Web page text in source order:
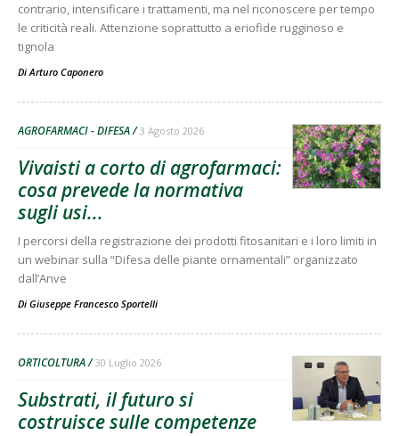
contrario, intensificare i trattamenti, ma nel riconoscere per tempo
le criticità reali. Attenzione soprattutto a eriofide rugginoso e
tignola
DiArturo Caponero
AGROFARMACI - DIFESA 3 Agosto 2026
Vivaisti a corto di agrofarmaci:
cosa prevede la normativa
sugli usi...
I percorsi della registrazione dei prodotti fitosanitari e i loro limiti in
un webinar sulla “Difesa delle piante ornamentali” organizzato
dall’Anve
Di Giuseppe Francesco Sportelli
ORTICOLTURA 30 Luglio 2026
Substrati, il futuro si
costruisce sulle competenze